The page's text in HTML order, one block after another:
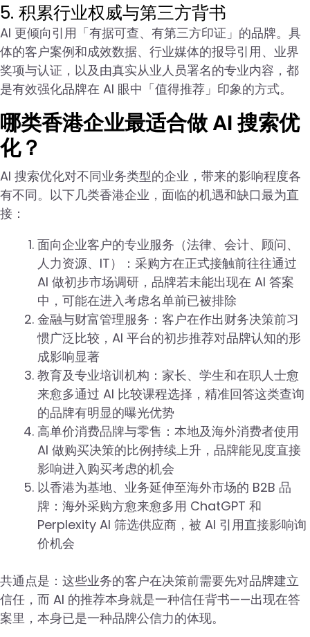
5. 积累行业权威与第三方背书
AI 更倾向引用「有据可查、有第三方印证」的品牌。具
体的客户案例和成效数据、行业媒体的报导引用、业界
奖项与认证，以及由真实从业人员署名的专业内容，都
是有效强化品牌在 AI 眼中「值得推荐」印象的方式。
哪类香港企业最适合做 AI 搜索优
化？
AI 搜索优化对不同业务类型的企业，带来的影响程度各
有不同。以下几类香港企业，面临的机遇和缺口最为直
接：
面向企业客户的专业服务（法律、会计、顾问、
人力资源、IT）：采购方在正式接触前往往通过
AI 做初步市场调研，品牌若未能出现在 AI 答案
中，可能在进入考虑名单前已被排除
金融与财富管理服务：客户在作出财务决策前习
惯广泛比较，AI 平台的初步推荐对品牌认知的形
成影响显著
教育及专业培训机构：家长、学生和在职人士愈
来愈多通过 AI 比较课程选择，精准回答这类查询
的品牌有明显的曝光优势
高单价消费品牌与零售：本地及海外消费者使用
AI 做购买决策的比例持续上升，品牌能见度直接
影响进入购买考虑的机会
以香港为基地、业务延伸至海外市场的 B2B 品
牌：海外采购方愈来愈多用 ChatGPT 和
Perplexity AI 筛选供应商，被 AI 引用直接影响询
价机会
共通点是：这些业务的客户在决策前需要先对品牌建立
信任，而 AI 的推荐本身就是一种信任背书——出现在答
案里，本身已是一种品牌公信力的体现。